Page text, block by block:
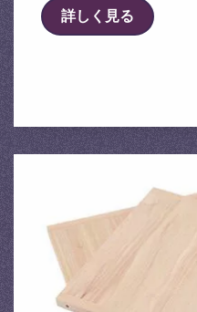
詳しく見る